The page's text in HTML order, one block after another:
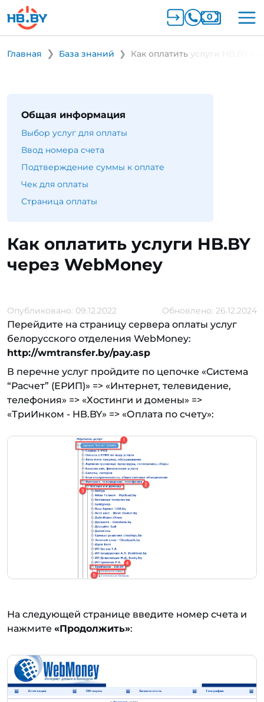
Главная База знаний Как оплатить услуги HB.BY
Как оплатить услуги HB.BY
через WebMoney
Опубликовано: 09.12.2022 Обновлено: 26.12.2024
Перейдите на страницу сервера оплаты услуг
белорусского отделения WebMoney:
http://wmtransfer.by/pay.asp
В перечне услуг пройдите по цепочке «Система
“Расчет” (ЕРИП)» => «Интернет, телевидение,
телефония» => «Хостинги и домены» =>
«ТриИнком - HB.BY» => «Оплата по счету»:
На следующей странице введите номер счета и
нажмите «Продолжить»:
Общая информация
Выбор услуг для оплаты
Ввод номера счета
Подтверждение суммы к оплате
Чек для оплаты
Страница оплаты